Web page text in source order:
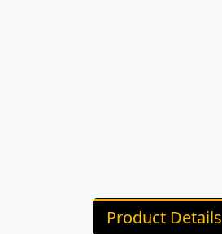
Product Details